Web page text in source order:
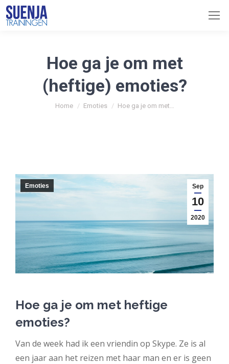
Hoe ga je om met
(heftige) emoties?
You are here:
Home Emoties Hoe ga je om met…
Sep
10
2020
Emoties
Hoe ga je om met heftige
emoties?
Van de week had ik een vriendin op Skype. Ze is al
een jaar aan het reizen met haar man en er is geen